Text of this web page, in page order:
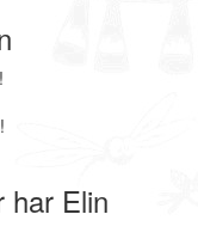
har Elin